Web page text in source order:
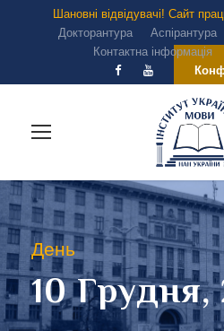
Шановні відвідувачі! Сайт
Докторантура
Аспірантура
Контактна інформація
День
10 Грудня,